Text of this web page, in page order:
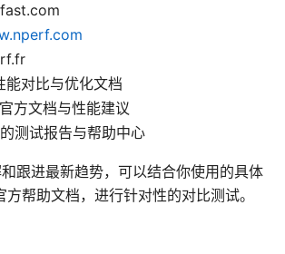
能对比与优化文档
方文档与性能建议
测试报告与帮助中心
跟进最新趋势，可以结合你使用的具体
帮助文档，进行针对性的对比测试。